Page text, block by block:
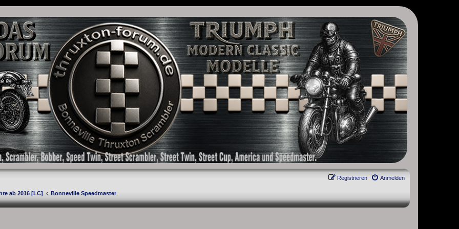
Forum für die New Bonneville Baureihen ab BJ 2001. Triumph Bonneville, Thruxton, Scrambler, Bobber, Speed Twin, Street Scrambler, Street Twin,
Anmelden
Registrieren
ab 2016 [LC] Bonneville Speedmaster